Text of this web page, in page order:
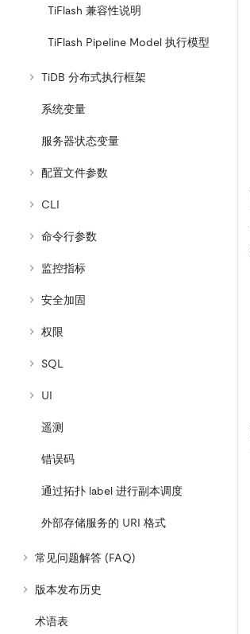
TiFlash 兼容性说明
TiFlash Pipeline Model 执行模型
TiDB 分布式执行框架
系统变量
服务器状态变量
配置文件参数
CLI
命令行参数
监控指标
安全加固
权限
SQL
UI
遥测
错误码
通过拓扑 label 进行副本调度
外部存储服务的 URI 格式
常见问题解答 (FAQ)
版本发布历史
术语表